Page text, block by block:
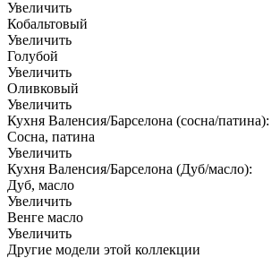
Увеличить
Кобальтовый
Увеличить
Голубой
Увеличить
Оливковый
Увеличить
Кухня Валенсия/Барселона (сосна/патина):
Сосна, патина
Увеличить
Кухня Валенсия/Барселона (Дуб/масло):
Дуб, масло
Увеличить
Венге масло
Увеличить
Другие модели этой коллекции